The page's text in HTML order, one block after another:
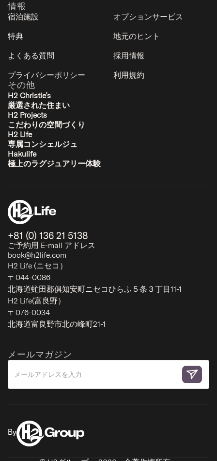
情報
宿泊施設
オプションサービス
特典
地元のヒント
よくある質問
採用情報
プライバシーポリシー
利用規約
その他
H2 Christie’s
厳選された住まい
H2 Projects
こだわりの空間づくり
H2 Life
専属コンシェルジュ
Hakulife
極上のラグジュアリー体験
+81 (0) 136 21 5138
ご予約用 E-mail アドレス
book@h2life.com
H2 Life (ニセコ）
〒044-0086
北海道虻田郡俱知安町ニセコひらふ５条３丁目11-1
H2 Life(富良野）
〒076-0034
北海道富良野市北の峰町21-1
メールマガジン
By